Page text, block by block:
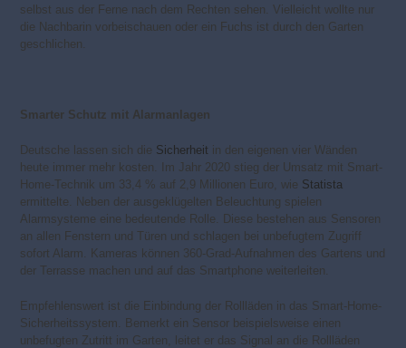
selbst aus der Ferne nach dem Rechten sehen. Vielleicht wollte nur
die Nachbarin vorbeischauen oder ein Fuchs ist durch den Garten
geschlichen.
Smarter Schutz mit Alarmanlagen
Deutsche lassen sich die Sicherheit in den eigenen vier Wänden
heute immer mehr kosten. Im Jahr 2020 stieg der Umsatz mit Smart-
Home-Technik um 33,4 % auf 2,9 Millionen Euro, wie Statista
ermittelte. Neben der ausgeklügelten Beleuchtung spielen
Alarmsysteme eine bedeutende Rolle. Diese bestehen aus Sensoren
an allen Fenstern und Türen und schlagen bei unbefugtem Zugriff
sofort Alarm. Kameras können 360-Grad-Aufnahmen des Gartens und
der Terrasse machen und auf das Smartphone weiterleiten.
Empfehlenswert ist die Einbindung der Rollläden in das Smart-Home-
Sicherheitssystem. Bemerkt ein Sensor beispielsweise einen
unbefugten Zutritt im Garten, leitet er das Signal an die Rollläden